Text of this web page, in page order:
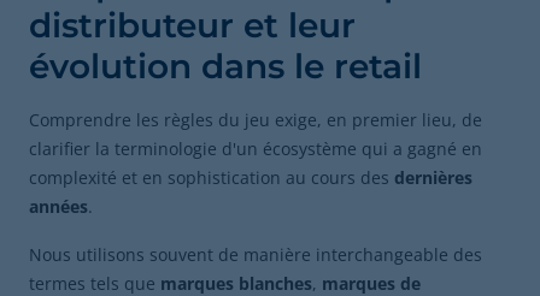
distributeur et leur
évolution dans le retail
Comprendre les règles du jeu exige, en premier lieu, de
clarifier la terminologie d'un écosystème qui a gagné en
complexité et en sophistication au cours des dernières
années.
Nous utilisons souvent de manière interchangeable des
termes tels que marques blanches, marques de